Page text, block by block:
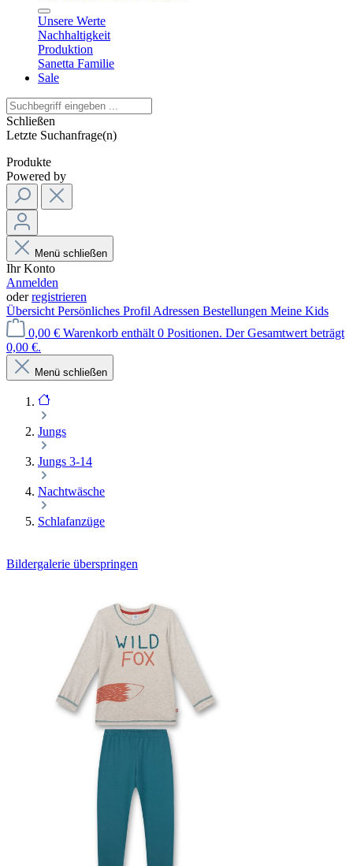
Unsere Werte
Nachhaltigkeit
Produktion
Sanetta Familie
Sale
Schließen
Letzte Suchanfrage(n)
Produkte
Powered by
Menü schließen
Ihr Konto
Anmelden
oderregistrieren
Übersicht Persönliches Profil Adressen Bestellungen Meine Kids
0,00 € Warenkorb enthält 0 Positionen. Der Gesamtwert beträgt
0,00 €.
Menü schließen
Jungs
Jungs 3-14
Nachtwäsche
Schlafanzüge
Bildergalerie überspringen